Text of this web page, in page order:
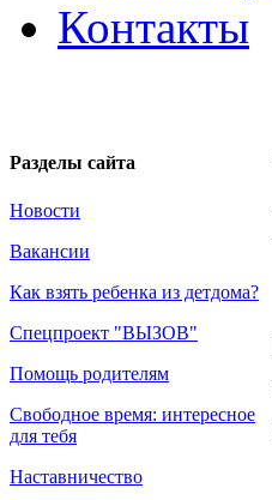
Контакты
Разделы сайта
Новости
Вакансии
Как взять ребенка из детдома?
Спецпроект "ВЫЗОВ"
Помощь родителям
Свободное время: интересное
для тебя
Наставничество